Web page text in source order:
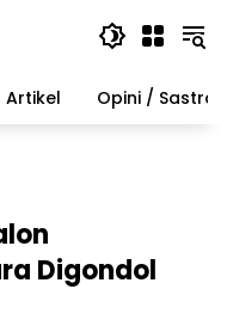
Artikel Opini / Sastra
Digondol